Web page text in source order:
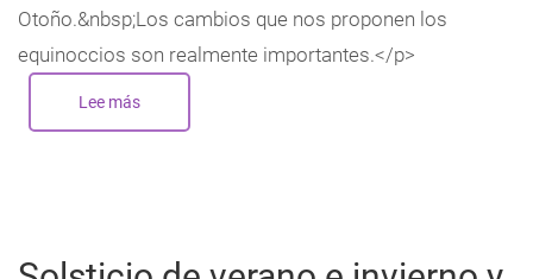
Otoño.&nbsp;Los cambios que nos proponen los
equinoccios son realmente importantes.</p>
Lee mássobre
Equinoccios